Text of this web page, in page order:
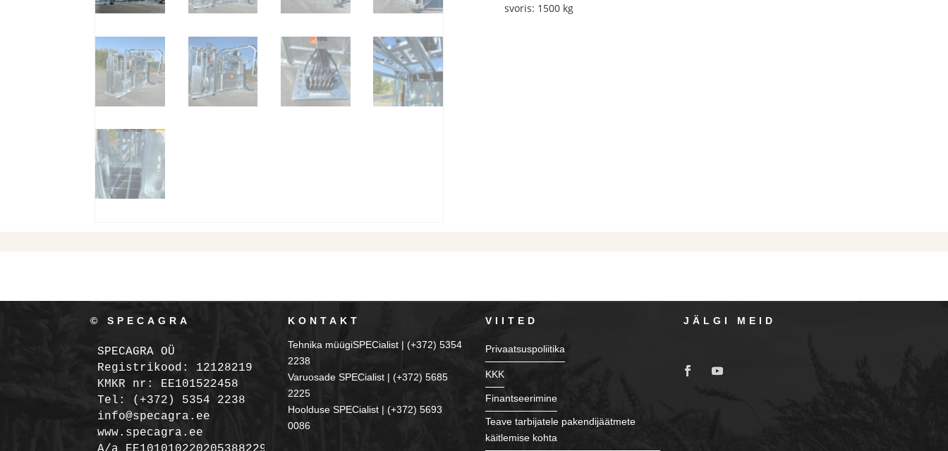
svoris: 1500 kg
© SPECAGRA
SPECAGRA OÜ
Registrikood: 12128219
KMKR nr: EE101522458
Tel: (+372) 5354 2238
info@specagra.ee
KONTAKT
Tehnika müügiSPECialist | (+372) 5354
2238
Varuosade SPECialist | (+372) 5685
2225
Hoolduse SPECialist | (+372) 5693
0086
VIITED
Privaatsuspoliitika
KKK
Finantseerimine
Teave tarbijatele pakendijäätmete
käitlemise kohta
JÄLGI MEID